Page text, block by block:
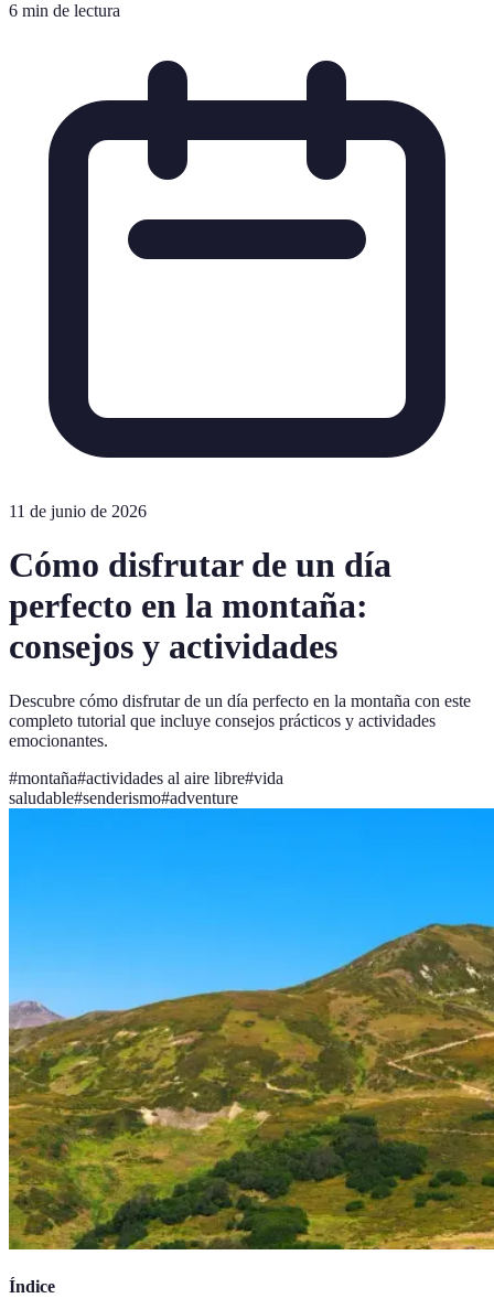
6 min de lectura
11 de junio de 2026
Cómo disfrutar de un día
perfecto en la montaña:
consejos y actividades
Descubre cómo disfrutar de un día perfecto en la montaña con este
completo tutorial que incluye consejos prácticos y actividades
emocionantes.
#montaña#actividades al aire libre#vida
saludable#senderismo#adventure
Índice